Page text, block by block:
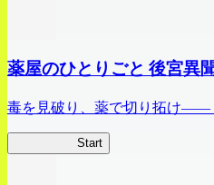
薬屋のひとりごと 後宮異
毒を見破り、薬で切り拓け――
Start